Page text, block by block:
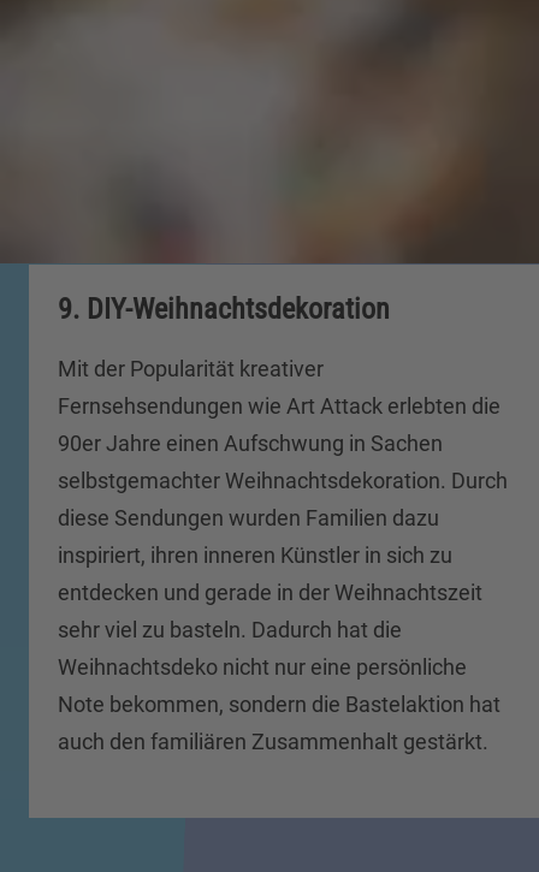
9. DIY-Weihnachtsdekoration
Mit der Popularität kreativer
Fernsehsendungen wie Art Attack erlebten die
90er Jahre einen Aufschwung in Sachen
selbstgemachter Weihnachtsdekoration. Durch
diese Sendungen wurden Familien dazu
inspiriert, ihren inneren Künstler in sich zu
entdecken und gerade in der Weihnachtszeit
sehr viel zu basteln. Dadurch hat die
Weihnachtsdeko nicht nur eine persönliche
Note bekommen, sondern die Bastelaktion hat
auch den familiären Zusammenhalt gestärkt.